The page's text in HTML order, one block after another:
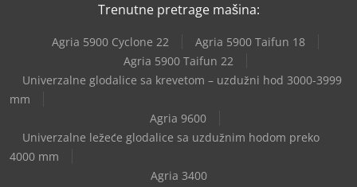
Trenutne pretrage mašina:
Agria 5900 Cyclone 22
Agria 5900 Taifun 18
Agria 5900 Taifun 22
Univerzalne glodalice sa krevetom – uzdužni hod 3000-3999
mm
Agria 9600
Univerzalne ležeće glodalice sa uzdužnim hodom preko
4000 mm
Agria 3400